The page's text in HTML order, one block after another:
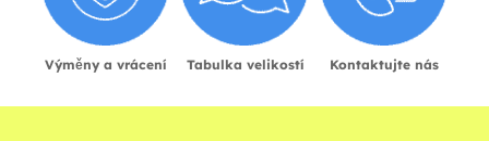
Výměny a vrácení Tabulka velikostí Kontaktujte nás